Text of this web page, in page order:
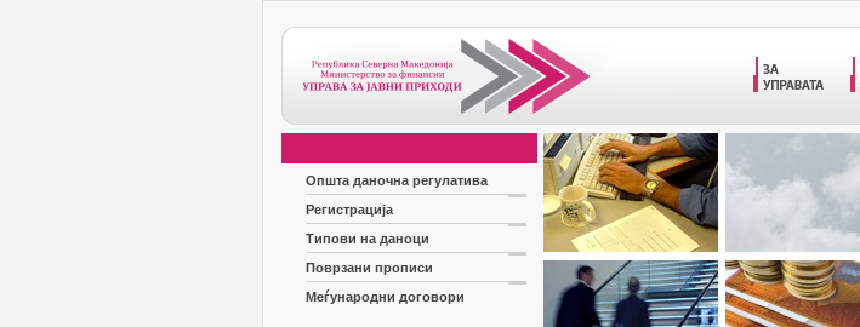
Општа даночна регулатива
Регистрација
Типови на даноци
Поврзани прописи
Меѓународни договори